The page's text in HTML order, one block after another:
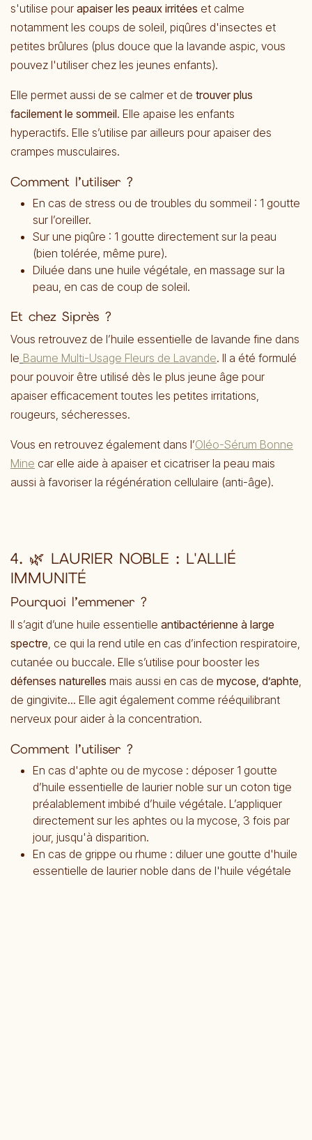
s'utilise pour apaiser les peaux irritées et calme
notamment les coups de soleil, piqûres d'insectes et
petites brûlures (plus douce que la lavande aspic, vous
pouvez l'utiliser chez les jeunes enfants).
Elle permet aussi de se calmer et de trouver plus
facilement le sommeil. Elle apaise les enfants
hyperactifs. Elle s’utilise par ailleurs pour apaiser des
crampes musculaires.
Comment l’utiliser ?
En cas de stress ou de troubles du sommeil : 1 goutte
sur l’oreiller.
Sur une piqûre : 1 goutte directement sur la peau
(bien tolérée, même pure).
Diluée dans une huile végétale, en massage sur la
peau, en cas de coup de soleil.
Et chez Siprès ?
Vous retrouvez de l’huile essentielle de lavande fine dans
le Baume Multi-Usage Fleurs de Lavande. Il a été formulé
pour pouvoir être utilisé dès le plus jeune âge pour
apaiser efficacement toutes les petites irritations,
rougeurs, sécheresses.
Vous en retrouvez également dans l’Oléo-Sérum Bonne
Mine car elle aide à apaiser et cicatriser la peau mais
aussi à favoriser la régénération cellulaire (anti-âge).
4. 🌿 LAURIER NOBLE : L'ALLIÉ
IMMUNITÉ
Pourquoi l’emmener ?
Il s’agit d’une huile essentielle antibactérienne à large
spectre , ce qui la rend utile en cas d’infection respiratoire,
cutanée ou buccale. Elle s’utilise pour booster les
défenses naturelles mais aussi en cas de mycose, d’aphte
de gingivite... Elle agit également comme rééquilibrant
nerveux pour aider à la concentration.
Comment l’utiliser ?
En cas d'aphte ou de mycose : déposer 1 goutte
d’huile essentielle de laurier noble sur un coton tige
préalablement imbibé d’huile végétale. L’appliquer
directement sur les aphtes ou la mycose, 3 fois par
jour, jusqu'à disparition.
En cas de grippe ou rhume : diluer une goutte d'huile
essentielle de laurier noble dans de l'huile végétale